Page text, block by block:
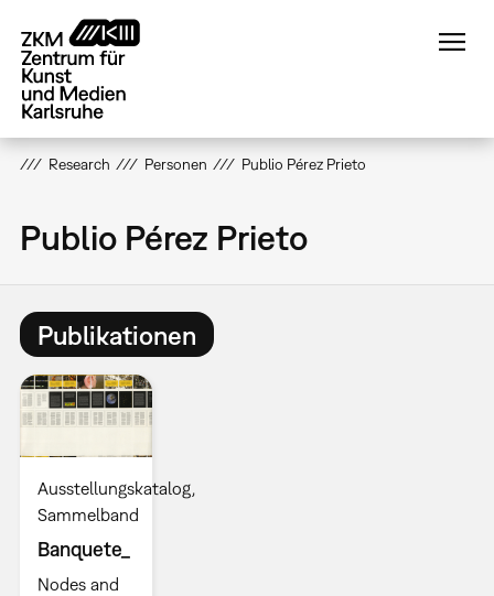
zum
Inhalt
Research Personen Publio Pérez Prieto
Publio Pérez Prieto
Publikationen
Ausstellungskatalog
Sammelband
Banquete_
Nodes and